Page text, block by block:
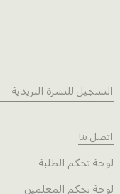
اتصل بنا
لوحة تحكم الطلبة
لوحة تحكم المعلمين
التسجيل للنشرة البريدية